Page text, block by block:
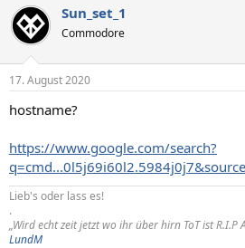
Sun_set_1
Commodore
17. August 2020
hostname?
https://www.google.com/search?
Lieb's oder lass es!
.
„Wird echt zeit jetzt wo ihr über hirn ToT ist R.I.P
LundM